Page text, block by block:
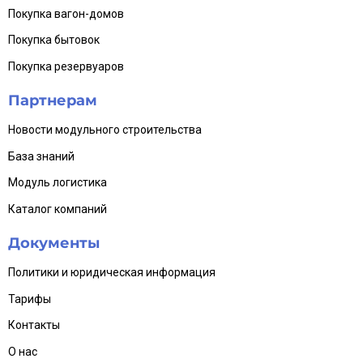
Покупка вагон-домов
Покупка бытовок
Покупка резервуаров
Партнерам
Новости модульного строительства
База знаний
Модуль логистика
Каталог компаний
Документы
Политики и юридическая информация
Тарифы
Контакты
О нас